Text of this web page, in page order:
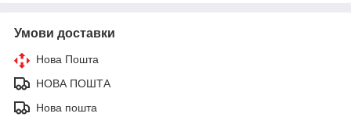
Умови доставки
Нова Пошта
НОВА ПОШТА
Нова пошта